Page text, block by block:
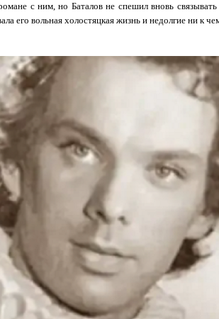
с ним, но Баталов не спешил вновь связывать
его вольная холостяцкая жизнь и недолгие ни к